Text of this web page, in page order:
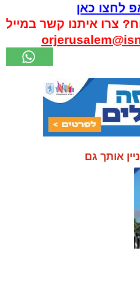
לחצו כאן
צרו איתנו קשר במייל
אותך גם